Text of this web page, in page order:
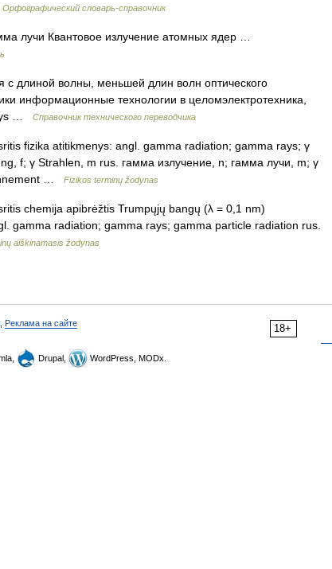
Орфографический словарь-справочник
лучи Квантовое излучение атомных ядер …
длиной волны, меньшей длин волн оптического
информационные технологии в целомэлектротехника,
…
Справочник технического переводчика
fizika atitikmenys: angl. gamma radiation; gamma rays; γ
f; γ Strahlen, m rus. гамма излучение, n; гамма лучи, m; γ
…
Fizikos terminų žodynas
chemija apibrėžtis Trumpųjų bangų (λ = 0,1 nm)
gamma radiation; gamma rays; gamma particle radiation rus.
aiškinamasis žodynas
18+
Реклама на сайте
Drupal, WordPress, MODx.